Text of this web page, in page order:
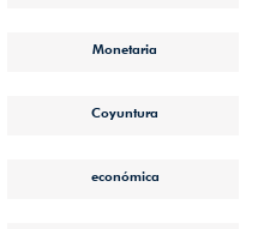
Monetaria
Coyuntura
económica